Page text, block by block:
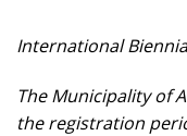
International
The Municipality of
the registration